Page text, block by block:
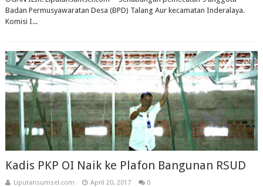
Badan Permusyawaratan Desa (BPD) Talang Aur kecamatan Inderalaya.
Komisi I...
Kadis PKP OI Naik ke Plafon Bangunan RSUD
Liputansumsel.com April 20, 2017 0